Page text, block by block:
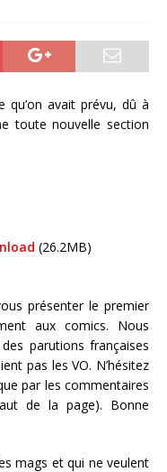
qu’on avait prévu, dû à
toute nouvelle section
(26.2MB)
présenter le premier
aux comics. Nous
parutions françaises
pas les VO. N’hésitez
par les commentaires
de la page). Bonne
mags et qui ne veulent